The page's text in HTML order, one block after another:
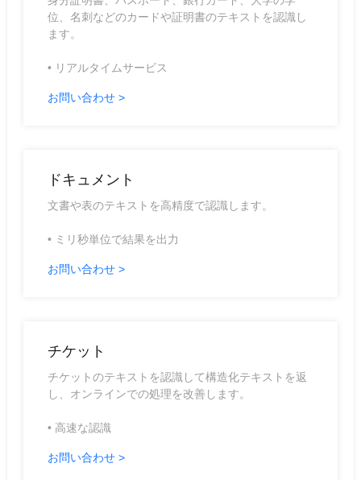
位、名刺などのカードや証明書のテキストを認識し
ます。
• リアルタイムサービス
お問い合わせ >
ドキュメント
文書や表のテキストを高精度で認識します。
• ミリ秒単位で結果を出力
お問い合わせ >
チケット
チケットのテキストを認識して構造化テキストを返
し、オンラインでの処理を改善します。
• 高速な認識
お問い合わせ >